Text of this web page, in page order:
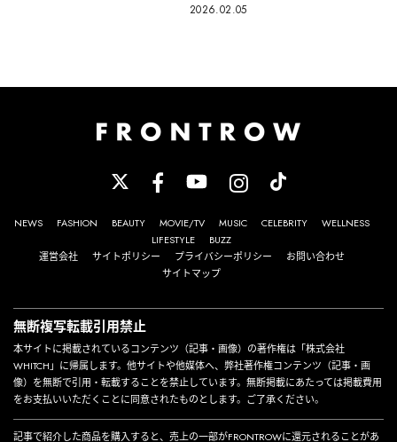
2026.02.05
NEWS FASHION BEAUTY MOVIE/TV MUSIC CELEBRITY
WELLNESS
LIFESTYLE
BUZZ
運営会社
サイトポリシー プライバシーポリシー
お問い合わせ
サイトマップ
無断複写転載引用禁止
本サイトに掲載されているコンテンツ（記事・画像）の著作権は「株式会社
WHITCH」に帰属します。他サイトや他媒体へ、弊社著作権コンテンツ（記事・画
像）を無断で引用・転載することを禁止しています。無断掲載にあたっては掲載費用
をお支払いいただくことに同意されたものとします。ご了承ください。
記事で紹介した商品を購入すると、売上の一部がFRONTROWに還元されることがあ